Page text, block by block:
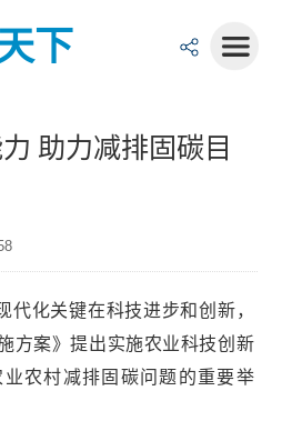
下
助力减排固碳目
代化关键在科技进步和创新，
方案》提出实施农业科技创新
农村减排固碳问题的重要举